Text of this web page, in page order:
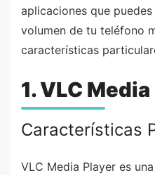
aplicaciones que
volumen de tu teléfono
características
1. VLC
Características
VLC Media Player es